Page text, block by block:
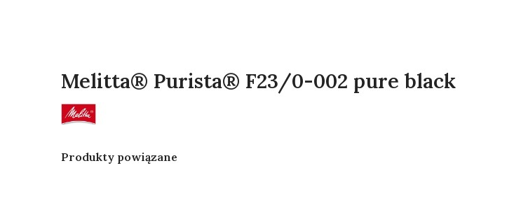
Melitta® Purista® F23/0-002 pure black
Produkty powiązane